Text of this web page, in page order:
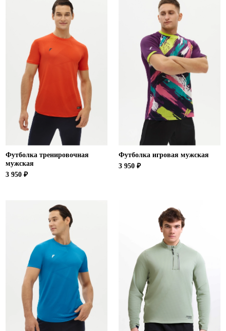
Футболка тренировочная
мужская
3 950 ₽
Футболка игровая мужская
3 950 ₽